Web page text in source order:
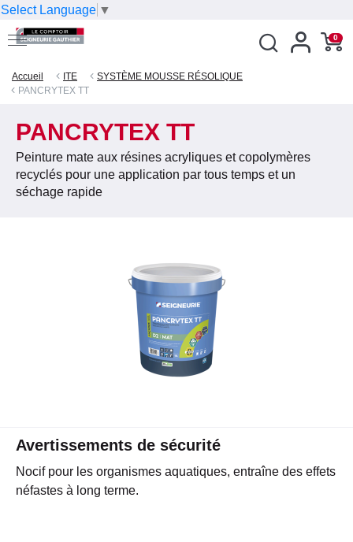
Select Language ▼
0
Accueil ITE
SYSTÈME MOUSSE RÉSOLIQUE
PANCRYTEX TT
PANCRYTEX TT
Peinture mate aux résines acryliques et copolymères
recyclés pour une application par tous temps et un
séchage rapide
Avertissements de sécurité
Nocif pour les organismes aquatiques, entraîne des effets
néfastes à long terme.